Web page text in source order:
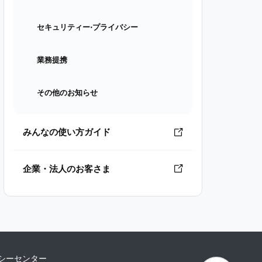
セキュリティー⋅プライバシー
業務提携
その他のお知らせ
みんなの使い方ガイド
企業・法人のお客さま
ーセンター